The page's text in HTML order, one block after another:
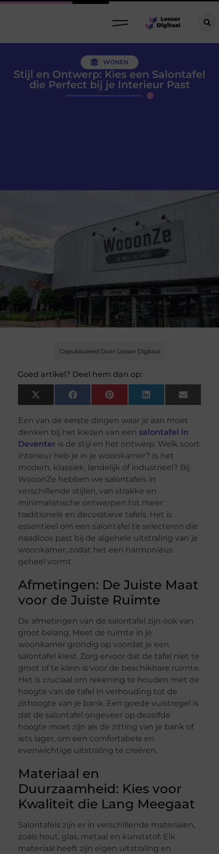
WONEN
Stijl en Ontwerp: Kies een Salontafel
die Perfect bij je Interieur Past
Gepubliceerd Door Losser Digitaal
Goed artikel? Deel hem dan op:
X
(Twitter)
FacebookPinterest LinkedIn Email
Een van de eerste dingen waar je aan moet
denken bij het kiezen van een salontafel in
Deventer is de stijl en het ontwerp. Welk soort
interieur heb je in je woonkamer? Is het
modern, klassiek, landelijk of industrieel? Bij
WooonZe hebben we salontafels in
verschillende stijlen, van strakke en
minimalistische ontwerpen tot meer
traditionele en decoratieve tafels. Het is
essentieel om een salontafel te selecteren die
naadloos past bij de algehele uitstraling van je
woonkamer, zodat het een harmonieus
geheel vormt.
Afmetingen: De Juiste Maat
voor de Juiste Ruimte
De afmetingen van de salontafel zijn ook van
groot belang. Meet de ruimte in je
woonkamer grondig op voordat je een
salontafel kiest. Zorg ervoor dat de tafel niet te
groot of te klein is voor de beschikbare ruimte.
Het is cruciaal om rekening te houden met de
hoogte van de tafel in verhouding tot de
zithoogte van je bank. Een goede vuistregel is
dat de salontafel ongeveer op dezelfde
hoogte moet zijn als de zitting van je bank of
iets lager, om een comfortabele en
evenwichtige uitstraling te creëren.
Materiaal en
Duurzaamheid: Kies voor
Kwaliteit die Lang Meegaat
Salontafels zijn er in verschillende materialen,
zoals hout, glas, metaal en kunststof. Elk
materiaal heeft zijn eigen uitstraling en